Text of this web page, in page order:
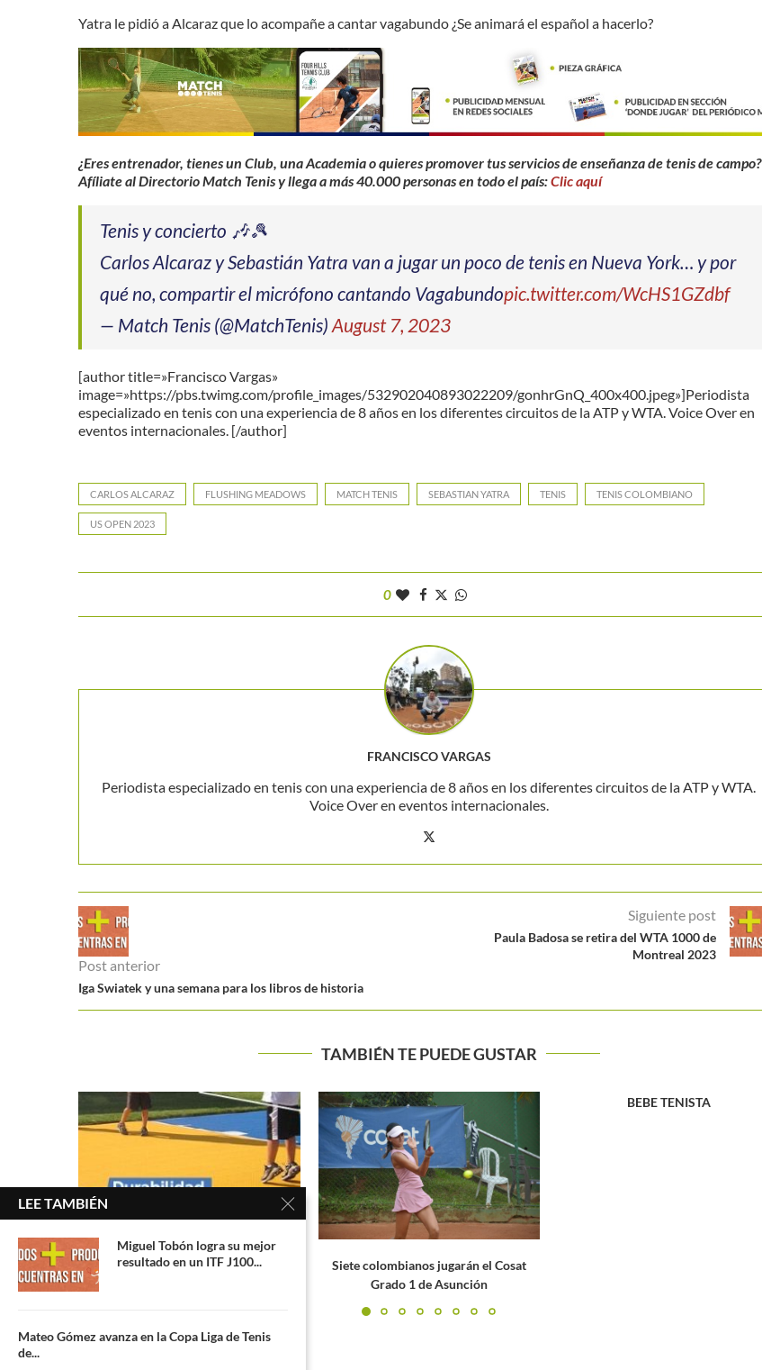
Yatra le pidió a Alcaraz que lo acompañe a cantar vagabundo ¿Se animará el español a hacerlo?
¿Eres entrenador, tienes un Club, una Academia o quieres promover tus servicios de enseñanza de tenis de campo?
Afíliate al Directorio Match Tenis y llega a más 40.000 personas en todo el país:Clic aquí
Tenis y concierto 🎶🎾
Carlos Alcaraz y Sebastián Yatra van a jugar un poco de tenis en Nueva York… y por
qué no, compartir el micrófono cantando Vagabundopic.twitter.com/WcHS1GZdbf
— Match Tenis (@MatchTenis) August 7, 2023
[author title=»Francisco Vargas»
image=»https://pbs.twimg.com/profile_images/532902040893022209/gonhrGnQ_400x400.jpeg»]Periodista
especializado en tenis con una experiencia de 8 años en los diferentes circuitos de la ATP y WTA. Voice Over en
eventos internacionales. [/author]
CARLOS ALCARAZ FLUSHING MEADOWS MATCH TENIS SEBASTIAN YATRA TENIS TENIS COLOMBIANO
US OPEN 2023
0
FRANCISCO VARGAS
Periodista especializado en tenis con una experiencia de 8 años en los diferentes circuitos de la ATP y WTA.
Voice Over en eventos internacionales.
Post anterior
Iga Swiatek y una semana para los libros de historia
Siguiente post
Paula Badosa se retira del WTA 1000 de
Montreal 2023
TAMBIÉN TE PUEDE GUSTAR
a
Siete colombianos jugarán el Cosat
BEBE TENISTA
LEE TAMBIÉN
Miguel Tobón logra su mejor
resultado en un ITF J100...
Mateo Gómez avanza en la Copa Liga de Tenis
de...